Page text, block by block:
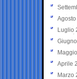
Luglio
Aprile
Marzo